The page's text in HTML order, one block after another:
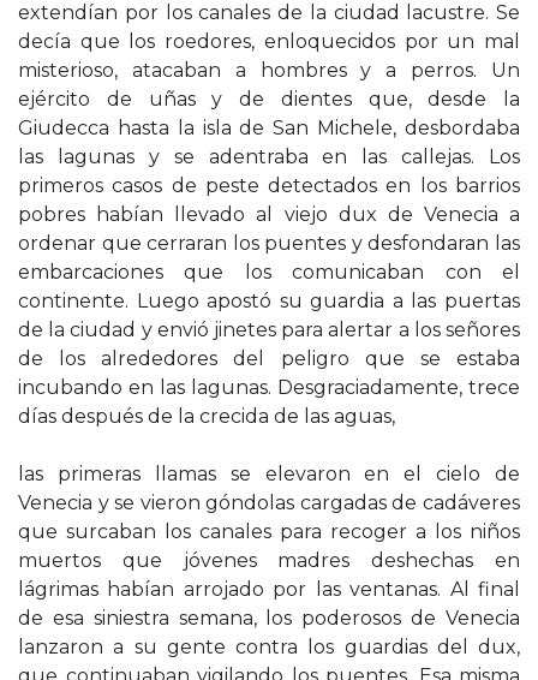
extendían por los canales de la ciudad lacustre. Se
decía que los roedores, enloquecidos por un mal
misterioso, atacaban a hombres y a perros. Un
ejército de uñas y de dientes que, desde la
Giudecca hasta la isla de San Michele, desbordaba
las lagunas y se adentraba en las callejas. Los
primeros casos de peste detectados en los barrios
pobres habían llevado al viejo dux de Venecia a
ordenar que cerraran los puentes y desfondaran las
embarcaciones que los comunicaban con el
continente. Luego apostó su guardia a las puertas
de la ciudad y envió jinetes para alertar a los señores
de los alrededores del peligro que se estaba
incubando en las lagunas. Desgraciadamente, trece
días después de la crecida de las aguas,
las primeras llamas se elevaron en el cielo de
Venecia y se vieron góndolas cargadas de cadáveres
que surcaban los canales para recoger a los niños
muertos que jóvenes madres deshechas en
lágrimas habían arrojado por las ventanas. Al final
de esa siniestra semana, los poderosos de Venecia
lanzaron a su gente contra los guardias del dux,